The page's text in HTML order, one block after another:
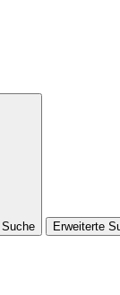
Suche Erweiterte